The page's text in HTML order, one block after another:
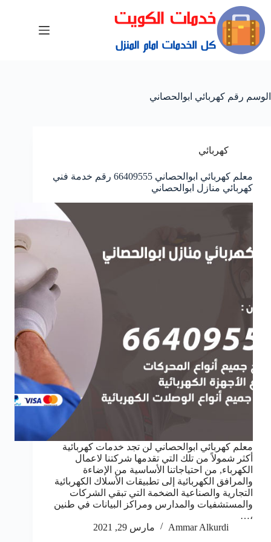
الوسم رقم كهربائي ابوالحصاني
كهربائي
معلم كهربائي ابوالحصاني 66409555 رقم خدمة فني
كهربائي منازل ابوالحصاني
معلم كهربائي ابوالحصاني لن تجد خدمات كهربائية
أكثر شمولاً من تلك التي تقدمها شركتنا لاعمال
الكهرباء, من احتياجاتنا الأساسية من الإضاءة
والمرافق الكهربائية إلى تطبيقات الأسلاك الكهربائية
التجارية والصناعية الضخمة التي تبقي الشركات
والمستشفيات والمدارس ومراكز البيانات في طنين
،…
Ammar Alkurdi
مارس 29, 2021